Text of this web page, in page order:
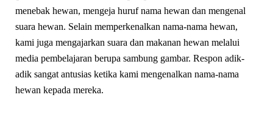
menebak hewan, mengeja huruf nama hewan dan mengenal
suara hewan. Selain memperkenalkan nama-nama hewan,
kami juga mengajarkan suara dan makanan hewan melalui
media pembelajaran berupa sambung gambar. Respon adik-
adik sangat antusias ketika kami mengenalkan nama-nama
hewan kepada mereka.